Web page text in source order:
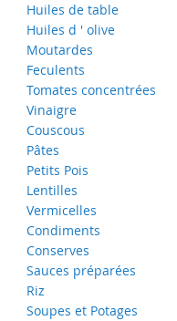
Huiles de table
Huiles d ' olive
Moutardes
Feculents
Tomates concentrées
Vinaigre
Couscous
Pâtes
Petits Pois
Lentilles
Vermicelles
Condiments
Conserves
Sauces préparées
Riz
Soupes et Potages